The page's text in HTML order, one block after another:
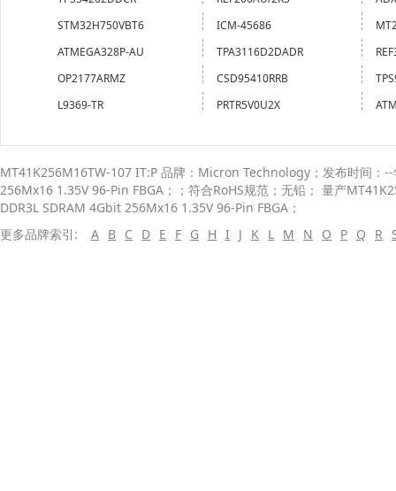
STM32H750VBT6
ICM-45686
ATMEGA328P-AU
TPA3116D2DADR
OP2177ARMZ
CSD95410RRB
L9369-TR
PRTR5V0U2X
MT41K256M16TW-107 IT:P 品牌：Micron Technology；发布时间：
256Mx16 1.35V 96-Pin FBGA；；符合RoHS规范；无铅； 量产
DDR3L SDRAM 4Gbit 256Mx16 1.35V 96-Pin FBGA；
更多品牌索引:
A B C D E F G H I J K L M N O P Q R